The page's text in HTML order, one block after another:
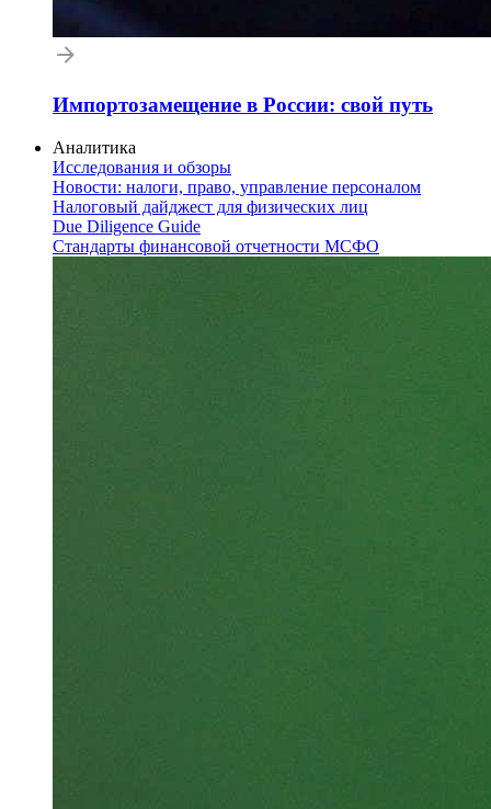
Импортозамещение в России: свой путь
Аналитика
Исследования и обзоры
Новости: налоги, право, управление персоналом
Налоговый дайджест для физических лиц
Due Diligence Guide
Стандарты финансовой отчетности МСФО